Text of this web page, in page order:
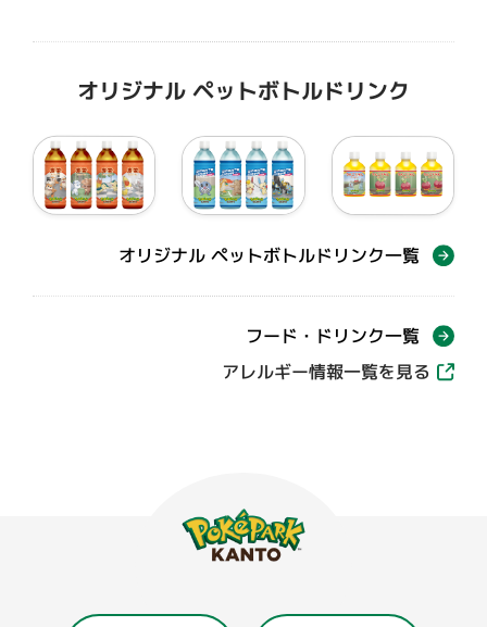
オリジナル ペットボトルドリンク
オリジナル ペットボトルドリンク一覧
フード・ドリンク一覧
アレルギー情報一覧を見る